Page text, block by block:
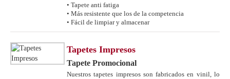
• Tapete anti fatiga
• Más resistente que los de la competencia
• Fácil de limpiar y almacenar
Tapetes Impresos
Tapete Promocional
Nuestros tapetes impresos son fabricados en vinil, lo